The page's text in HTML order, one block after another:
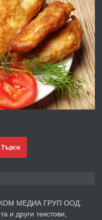
преди 1 година
работници
преди 1 година
стъпките на Ангел
преди 1 година
Търси
МЕДИА ГРУП ООД.
и други текстови,